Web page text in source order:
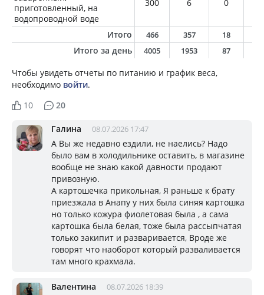
приготовленный, на
водопроводной воде
300 6 0
Итого 466 357 18
Итого за день 4005 1953 87
Чтобы увидеть отчеты по питанию и график веса,
необходимо войти.
10
20
Галина 08.07.2026 17:47
А Вы же недавно ездили, не наелись? Надо
было вам в холодильнике оставить, в магазине
вообще не знаю какой давности продают
привозную.
А картошечка прикольная, Я раньше к брату
приезжала в Анапу у них была синяя картошка
но только кожура фиолетовая была , а сама
картошка была белая, тоже была рассыпчатая
только закипит и разваривается, Вроде же
говорят что наоборот который разваливается
там много крахмала.
Валентина 08.07.2026 18:39